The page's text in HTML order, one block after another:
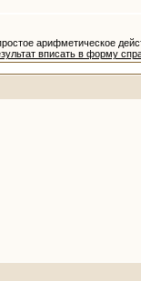
арифметическое
вписать в форму